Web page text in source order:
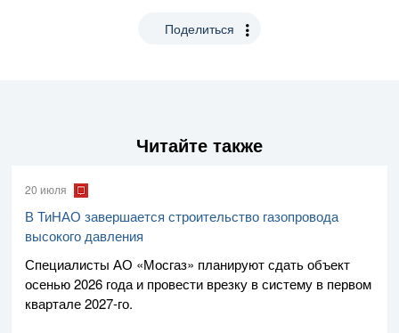
Поделиться
Читайте также
20 июля
В ТиНАО завершается строительство газопровода
высокого давления
Специалисты АО «Мосгаз» планируют сдать объект
осенью 2026 года и провести врезку в систему в первом
квартале2027-го.